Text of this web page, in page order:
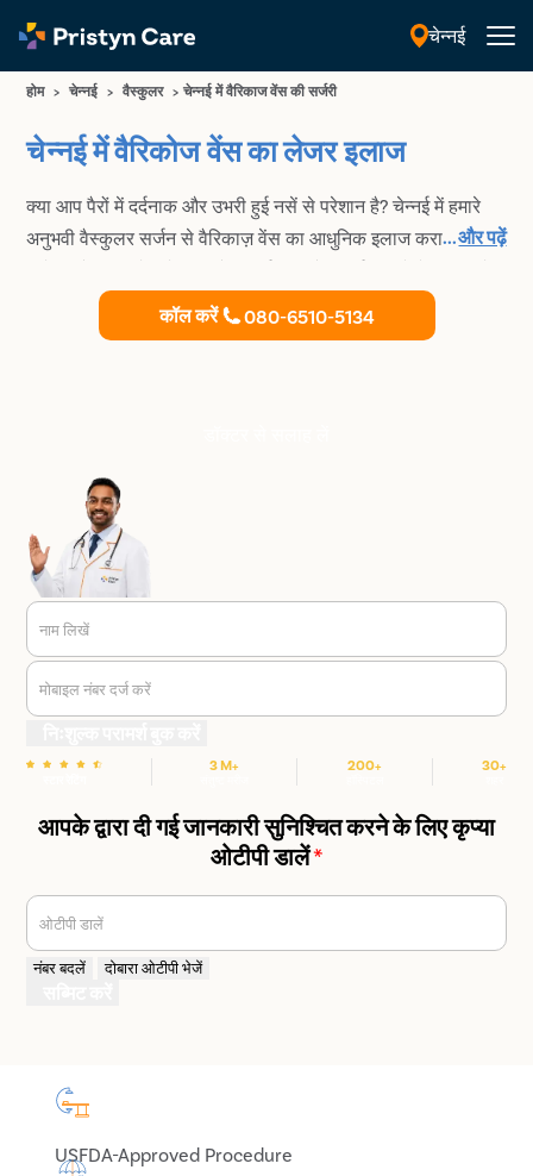
चेन्नई
होम > चेन्नई > वैस्कुलर > चेन्नई में वैरिकाज वेंस की सर्जरी
चेन्नई में वैरिकोज वेंस का लेजर इलाज
क्या आप पैरों में दर्दनाक और उभरी हुई नसें से परेशान है? चेन्नई में हमारे
अनुभवी वैस्कुलर सर्जन से वैरिकाज़ वेंस का आधुनिक इलाज कराएं। हमारे
इलाज प्रदान करने के लिए जाने जाते हैं।
...और पढ़ें
कॉल करें 080-6510-5134
नाम लिखें
मोबाइल नंबर दर्ज करें
3 M+ 200+ 30+
आपके द्वारा दी गई जानकारी सुनिश्चित करने के लिए कृप्या
ओटीपी डालें*
ओटीपी डालें
नंबर बदलें दोबारा ओटीपी भेजें
USFDA-Approved Procedure